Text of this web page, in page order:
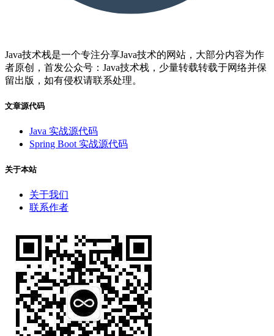
Java技术栈是一个专注分享Java技术的网站，大部分内容为作
者原创，首发公众号：Java技术栈，少量转载转载于网络并保
留出版，如有侵权请联系处理。
文章源代码
Java 实战源代码
Spring Boot 实战源代码
关于本站
关于我们
联系作者